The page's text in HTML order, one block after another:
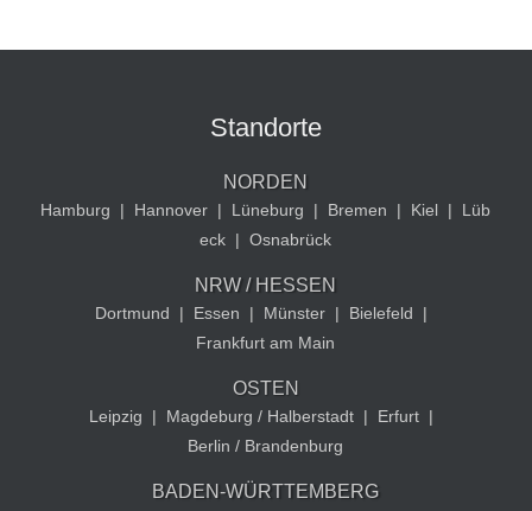
Standorte
NORDEN
Hamburg | Hannover | Lüneburg | Bremen | Kiel |
Lüb
eck | Osnabrück
NRW / HESSEN
Dortmund | Essen | Münster | Bielefeld
|
Frankfurt am Main
OSTEN
Leipzig | Magdeburg / Halberstadt | Erfurt |
Berlin / Brandenburg
BADEN-WÜRTTEMBERG